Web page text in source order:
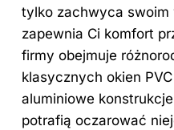
tylko zachwyca swoim
zapewnia Ci komfort
firmy obejmuje
klasycznych okien
aluminiowe
potrafią oczarować